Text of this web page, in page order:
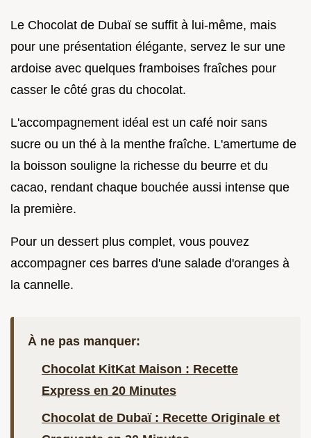
Le Chocolat de Dubaï se suffit à lui-même, mais
pour une présentation élégante, servez le sur une
ardoise avec quelques framboises fraîches pour
casser le côté gras du chocolat.
L'accompagnement idéal est un café noir sans
sucre ou un thé à la menthe fraîche. L'amertume de
la boisson souligne la richesse du beurre et du
cacao, rendant chaque bouchée aussi intense que
la première.
Pour un dessert plus complet, vous pouvez
accompagner ces barres d'une salade d'oranges à
la cannelle.
À ne pas manquer:
Chocolat KitKat Maison : Recette
Express en 20 Minutes
Chocolat de Dubaï : Recette Originale et